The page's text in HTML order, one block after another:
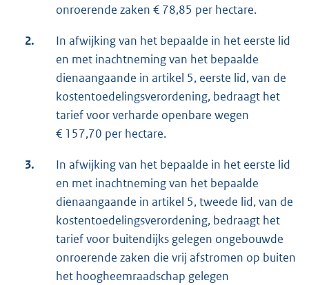
onroerende zaken € 78,85 per hectare.
2.
In afwijking van het bepaalde in het eerste lid
en met inachtneming van het bepaalde
dienaangaande in artikel 5, eerste lid, van de
kostentoedelingsverordening, bedraagt het
tarief voor verharde openbare wegen
€ 157,70 per hectare.
3.
In afwijking van het bepaalde in het eerste lid
en met inachtneming van het bepaalde
dienaangaande in artikel 5, tweede lid, van de
kostentoedelingsverordening, bedraagt het
tarief voor buitendijks gelegen ongebouwde
onroerende zaken die vrij afstromen op buiten
het hoogheemraadschap gelegen